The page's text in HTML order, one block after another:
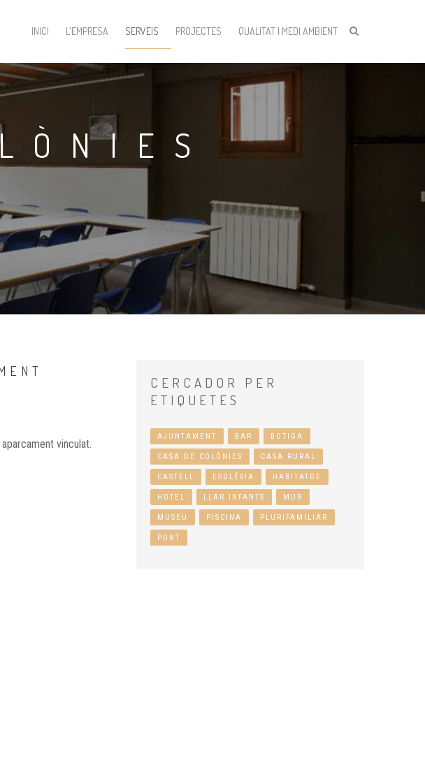
INICI L'EMPRESA SERVEIS PROJECTES QUALITAT I MEDI AMBIENT
vinculat.
CERCADOR
PER
ETIQUETES
AJUNTAMENT BAR BOTIGA
CASA DE COLÒNIES CASA RURAL
CASTELL ESGLÉSIA HABITATGE
HOTEL LLAR INFANTS MUR
MUSEU PISCINA PLURIFAMILIAR
PONT